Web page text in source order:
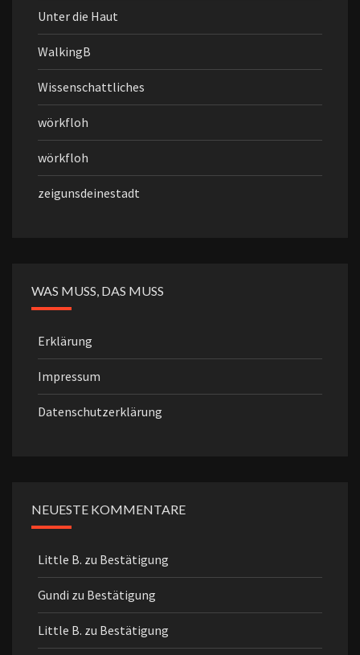
Unter die Haut
WalkingB
Wissenschattliches
wörkfloh
wörkfloh
zeigunsdeinestadt
WAS MUSS, DAS MUSS
Erklärung
Impressum
Datenschutzerklärung
NEUESTE KOMMENTARE
Little B. zu Bestätigung
Gundi zu Bestätigung
Little B. zu Bestätigung